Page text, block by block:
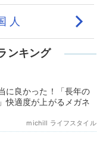
ンキング
に良かった！「長年の
快適度が上がるメガネ
michill ライフスタイル